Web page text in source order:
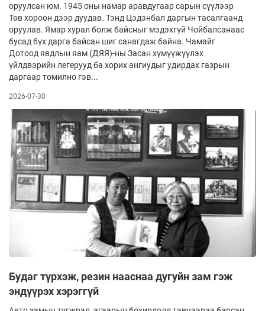
оруулсан юм. 1945 оны намар аравдугаар сарын сүүлээр
Төв хороон дээр дуудав. Тэнд Цэдэнбал даргын тасалгаанд
оруулав. Ямар хурал болж байсныг мэдэхгүй Чойбалсанаас
бусад бүх дарга байсан шиг санагдаж байна. Чамайг
Дотоод явдлын яам (ДЯЯ)-ны Засан хүмүүжүүлэх
үйлдвэрийн легерууд ба хорих ангиудыг удирдах газрын
даргаар томилно гэв...
2026-07-30
Будаг түрхэж, резин нааснаа дугуйн зам гэж
эндүүрэх хэрэггүй